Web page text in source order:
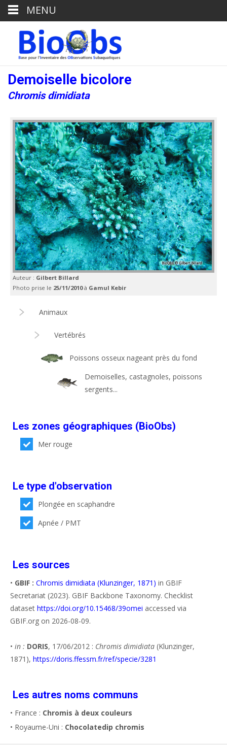
Demoiselle bicolore
Chromis dimidiata
Auteur : Gilbert Billard
Photo prise le 25/11/2010à Gamul Kebir
Animaux
Vertébrés
Poissons osseux nageant près du fond
Demoiselles, castagnoles, poissons
sergents...
Les zones géographiques (BioObs)
Mer rouge
Le type d'observation
Plongée en scaphandre
Apnée / PMT
Les sources
• GBIF : Chromis dimidiata (Klunzinger, 1871) in GBIF
Secretariat (2023). GBIF Backbone Taxonomy. Checklist
dataset https://doi.org/10.15468/39omei accessed via
GBIF.org on 2026-08-09.
• in : DORIS, 17/06/2012 : Chromis dimidiata (Klunzinger,
1871), https://doris.ffessm.fr/ref/specie/3281
Les autres noms communs
• France : Chromis à deux couleurs
• Royaume-Uni : Chocolatedip chromis
MENU